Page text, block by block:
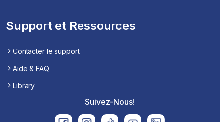
Support et Ressources
Contacter le support
Aide & FAQ
Library
Suivez-Nous!